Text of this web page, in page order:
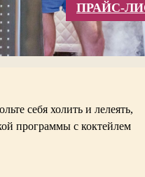
ПРАЙС-
себя холить и лелеять,
программы с коктейлем